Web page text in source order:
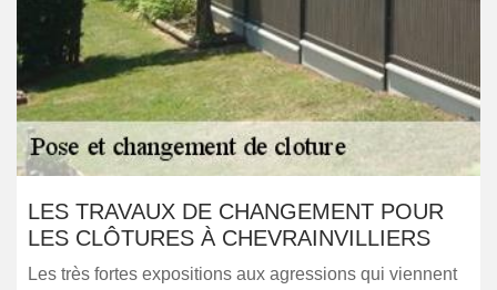
LES TRAVAUX DE CHANGEMENT POUR
LES CLÔTURES À CHEVRAINVILLIERS
Les très fortes expositions aux agressions qui viennent